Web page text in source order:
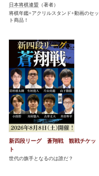
日本将棋連盟 （著者）
将棋年鑑+アクリルスタンド+動画のセッ
ト商品！
新四段リーグ 蒼翔戦 観戦チケッ
ト
世代の旗手となるのは誰だ？